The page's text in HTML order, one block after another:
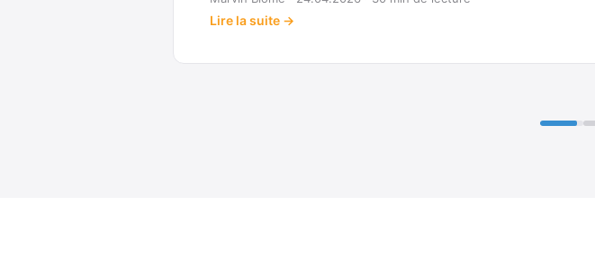
Lire la suite →